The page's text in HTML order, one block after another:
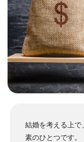
結婚を考える上で
素のひとつです。